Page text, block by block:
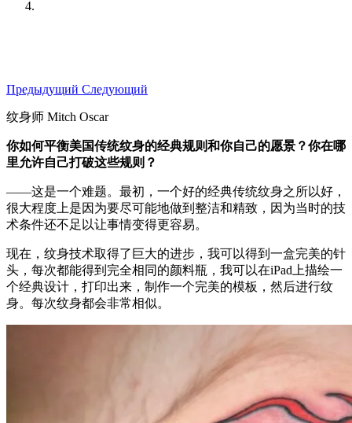
Предыдущий Следующий
纹身师 Mitch Oscar
你如何平衡美国传统纹身的经典规则和你自己的愿景？你在哪
里允许自己打破这些规则？
——这是一个难题。最初，一个好的经典传统纹身之所以好，
很大程度上是因为要尽可能地做到整洁和精致，因为当时的技
术条件还不足以让事情变得更容易。
现在，纹身技术取得了巨大的进步，我可以得到一盒完美的针
头，每次都能得到完全相同的颜料瓶，我可以在iPad上描绘一
个经典设计，打印出来，制作一个完美的模板，然后进行纹
身。每次纹身都会非常相似。